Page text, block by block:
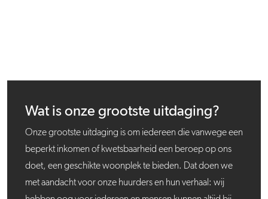
Wat is onze grootste uitdaging?
Onze grootste uitdaging is om iedereen die vanwege een
beperkt inkomen of kwetsbaarheid een beroep op ons
doet, een geschikte woonplek te bieden. Dat doen we
met aandacht voor onze huurders en hun verhaal: wij